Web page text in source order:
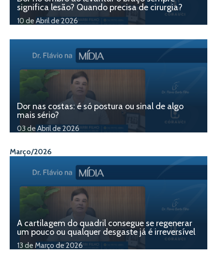
significa lesão? Quando precisa de cirurgia?
10 de Abril de 2026
Dor nas costas: é só postura ou sinal de algo
mais sério?
03 de Abril de 2026
Março/2026
A cartilagem do quadril consegue se regenerar
um pouco ou qualquer desgaste já é irreversível
13 de Março de 2026